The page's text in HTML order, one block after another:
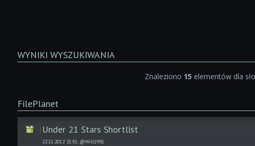
WYNIKI WYSZUKIWANIA
Znaleziono 15 elementów dla
FilePlanet
Under 21 Stars Shortlist
22.11.2012 21:51, @Will1981